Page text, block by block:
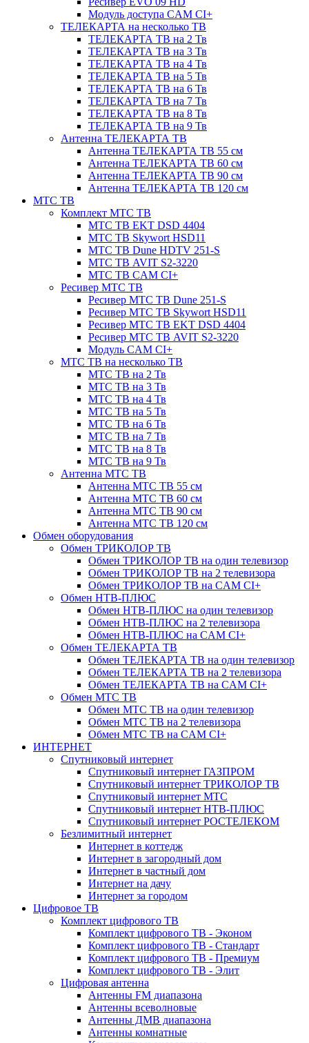
Модуль доступа CAM CI+
ТЕЛЕКАРТА на несколько ТВ
ТЕЛЕКАРТА ТВ на 2 Тв
ТЕЛЕКАРТА ТВ на 3 Тв
ТЕЛЕКАРТА ТВ на 4 Тв
ТЕЛЕКАРТА ТВ на 5 Тв
ТЕЛЕКАРТА ТВ на 6 Тв
ТЕЛЕКАРТА ТВ на 7 Тв
ТЕЛЕКАРТА ТВ на 8 Тв
ТЕЛЕКАРТА ТВ на 9 Тв
Антенна ТЕЛЕКАРТА ТВ
Антенна ТЕЛЕКАРТА ТВ 55 см
Антенна ТЕЛЕКАРТА ТВ 60 см
Антенна ТЕЛЕКАРТА ТВ 90 см
Антенна ТЕЛЕКАРТА ТВ 120 см
МТС ТВ
Комплект МТС ТВ
МТС ТВ EKT DSD 4404
МТС ТВ Skywort HSD11
МТС ТВ Dune HDTV 251-S
МТС ТВ AVIT S2-3220
МТС ТВ CAM CI+
Ресивер МТС ТВ
Ресивер МТС ТВ Dune 251-S
Ресивер МТС ТВ Skywort HSD11
Ресивер МТС ТВ EKT DSD 4404
Ресивер МТС ТВ AVIT S2-3220
Модуль CAM CI+
МТС ТВ на несколько ТВ
МТС ТВ на 2 Тв
МТС ТВ на 3 Тв
МТС ТВ на 4 Тв
МТС ТВ на 5 Тв
МТС ТВ на 6 Тв
МТС ТВ на 7 Тв
МТС ТВ на 8 Тв
МТС ТВ на 9 Тв
Антенна МТС ТВ
Антенна МТС ТВ 55 см
Антенна МТС ТВ 60 см
Антенна МТС ТВ 90 см
Антенна МТС ТВ 120 см
Обмен оборудования
Обмен ТРИКОЛОР ТВ
Обмен ТРИКОЛОР ТВ на один телевизор
Обмен ТРИКОЛОР ТВ на 2 телевизора
Обмен ТРИКОЛОР ТВ на CAM CI+
Обмен НТВ-ПЛЮС
Обмен НТВ-ПЛЮС на один телевизор
Обмен НТВ-ПЛЮС на 2 телевизора
Обмен НТВ-ПЛЮС на CAM CI+
Обмен ТЕЛЕКАРТА ТВ
Обмен ТЕЛЕКАРТА ТВ на один телевизор
Обмен ТЕЛЕКАРТА ТВ на 2 телевизора
Обмен ТЕЛЕКАРТА ТВ на CAM CI+
Обмен МТС ТВ
Обмен МТС ТВ на один телевизор
Обмен МТС ТВ на 2 телевизора
Обмен МТС ТВ на CAM CI+
ИНТЕРНЕТ
Спутниковый интернет
Спутниковый интернет ГАЗПРОМ
Спутниковый интернет ТРИКОЛОР ТВ
Спутниковый интернет МТС
Спутниковый интернет НТВ-ПЛЮС
Спутниковый интернет РОСТЕЛЕКОМ
Безлимитный интернет
Интернет в коттедж
Интернет в загородный дом
Интернет в частный дом
Интернет на дачу
Интернет за городом
Цифровое ТВ
Комплект цифрового ТВ
Комплект цифрового ТВ - Эконом
Комплект цифрового ТВ - Стандарт
Комплект цифрового ТВ - Премиум
Комплект цифрового ТВ - Элит
Цифровая антенна
Антенны FM диапазона
Антенны всеволновые
Антенны ДМВ диапазона
Антенны комнатные